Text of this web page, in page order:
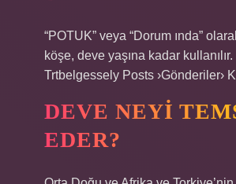
“POTUK” veya “Dorum ında”
köşe, deve yaşına kadar kullanılır.
Trtbelgessely Posts ›Gönderiler›
DEVE NEYI
EDER?